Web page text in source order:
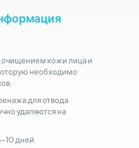
кожи лица и
необходимо
для отвода
удаляются на
10 дней.